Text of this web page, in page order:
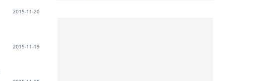
2015-11-20
2015-11-19